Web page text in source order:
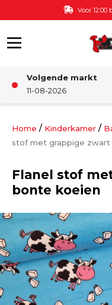
Ga naar de inhoud Voor
Volgende markt
11-08-2026
Home / Kinderkamer /
stof met grappige
Flanel stof
bonte koeien